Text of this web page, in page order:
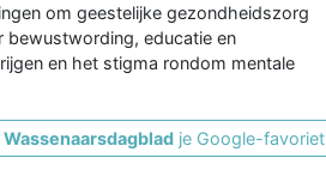
om geestelijke gezondheidszorg
bewustwording, educatie en
en het stigma rondom mentale
Wassenaarsdagblad je Google-favoriet